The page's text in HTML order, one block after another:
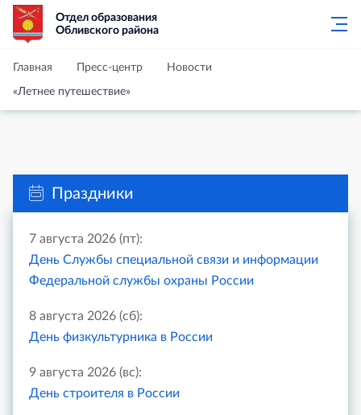
Отдел образования
Обливского района
Главная Пресс-центр Новости
«Летнее путешествие»
Праздники
7 августа 2026 (пт):
День Службы специальной связи и информации
Федеральной службы охраны России
8 августа 2026 (сб):
День физкультурника в России
9 августа 2026 (вс):
День строителя в России